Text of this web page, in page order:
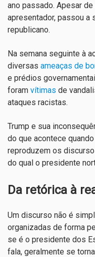
ano passado. Apesar
apresentador, passou a
republicano.
Na semana seguinte à
diversas ameaças de
e prédios
foram vítimas de
ataques racistas.
Trump e sua
do que acontece
reproduzem os
do qual o presidente
Da retórica à
Um discurso não é
organizadas de forma
se é o presidente dos
fala, geralmente se